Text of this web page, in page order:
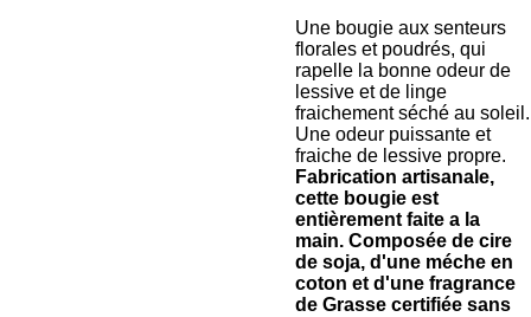
Une bougie aux senteurs
florales et poudrés, qui
rapelle la bonne odeur de
lessive et de linge
fraichement séché au soleil.
Une odeur puissante et
fraiche de lessive propre.
Fabrication artisanale,
cette bougie est
entièrement faite a la
main. Composée de cire
de soja, d'une méche en
coton et d'une fragrance
de Grasse certifiée sans